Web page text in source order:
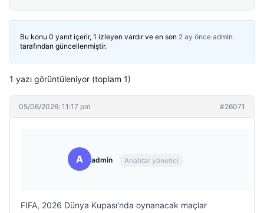
Bu konu 0 yanıt içerir, 1 izleyen vardır ve en son 2 ay önce admin
tarafından güncellenmiştir.
1 yazı görüntüleniyor (toplam 1)
05/06/2026: 11:17 pm #26071
A admin Anahtar yönetici
FIFA, 2026 Dünya Kupası’nda oynanacak maçlar